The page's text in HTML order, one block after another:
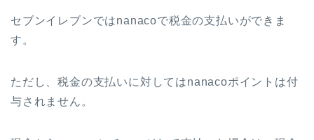
セブンイレブンではnanacoで税金の支払いができま
す。
ただし、税金の支払いに対してはnanacoポイントは付
与されません。